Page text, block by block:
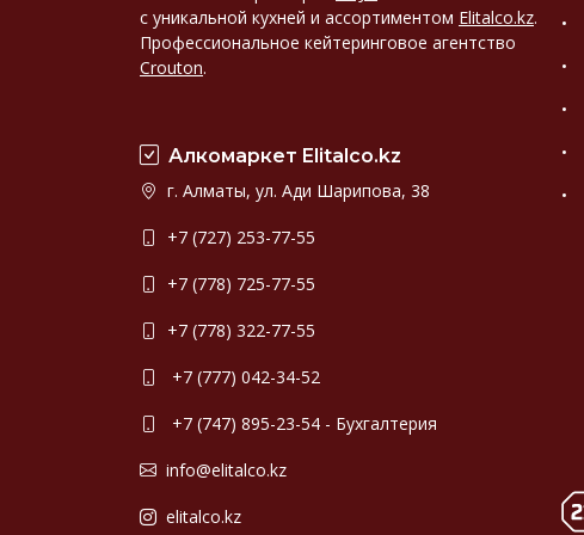
с уникальной кухней и ассортиментом Elitalco.kz.
Профессиональное кейтеринговое агентство
Crouton.
Алкомаркет Elitalco.kz
г. Алматы, ул. Ади Шарипова, 38
+7 (727) 253-77-55
+7 (778) 725-77-55
+7 (778) 322-77-55
+7 (777) 042-34-52
+7 (747) 895-23-54 - Бухгалтерия
info@elitalco.kz
elitalco.kz